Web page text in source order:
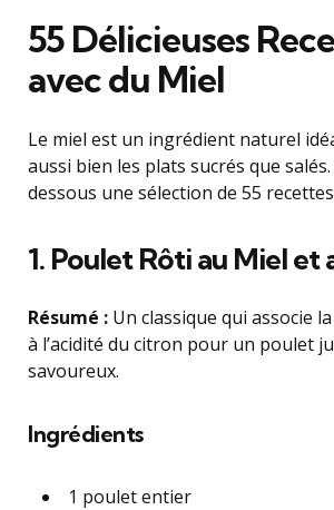
55 Délicieuses
avec du Miel
Le miel est un ingrédient naturel
aussi bien les plats sucrés que
dessous une sélection de 55
1. Poulet Rôti au Miel et
Résumé : Un classique qui associe
à l’acidité du citron pour un poulet
savoureux.
Ingrédients
1 poulet entier